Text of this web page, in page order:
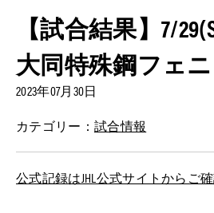
【試合結果】7/
大同特殊鋼フェ
2023年07月30日
カテゴリー： 試合情報
公式記録はJHL公式サイトからご